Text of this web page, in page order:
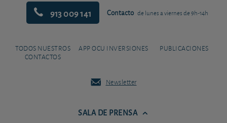
913 009 141 Contacto de lunes a viernes de 9h-14h
TODOS NUESTROS
CONTACTOS
APP OCU INVERSIONES PUBLICACIONES
Newsletter
SALA DE PRENSA